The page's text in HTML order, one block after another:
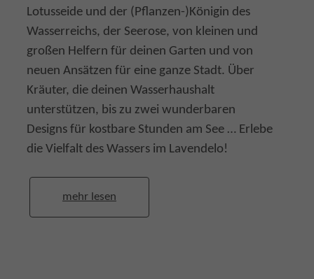
Lotusseide und der (Pflanzen-)Königin des
Wasserreichs, der Seerose, von kleinen und
großen Helfern für deinen Garten und von
neuen Ansätzen für eine ganze Stadt. Über
Kräuter, die deinen Wasserhaushalt
unterstützen, bis zu zwei wunderbaren
Designs für kostbare Stunden am See … Erlebe
die Vielfalt des Wassers im Lavendelo!
mehr lesen